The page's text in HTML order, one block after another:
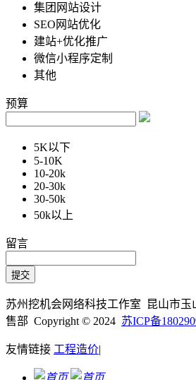
集团网站设计
SEO网站优化
建站+优化推广
微信小程序定制
其他
预算
5K以下
5-10K
10-20k
20-30k
30-50k
50k以上
留言
苏州挖机会网络科技工作室 昆山市玉
售部 Copyright © 2024 苏ICP备
友情链接 工程造价|